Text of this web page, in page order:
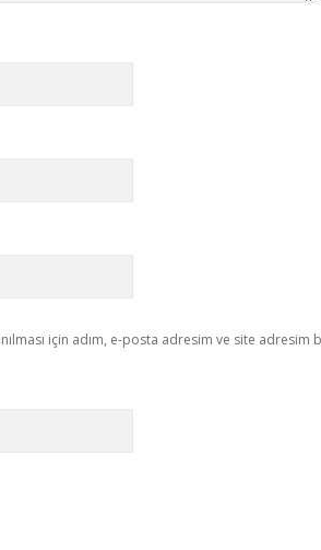
için adım, e-posta adresim ve site adresim